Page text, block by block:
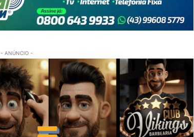
- ANÚNCIO -